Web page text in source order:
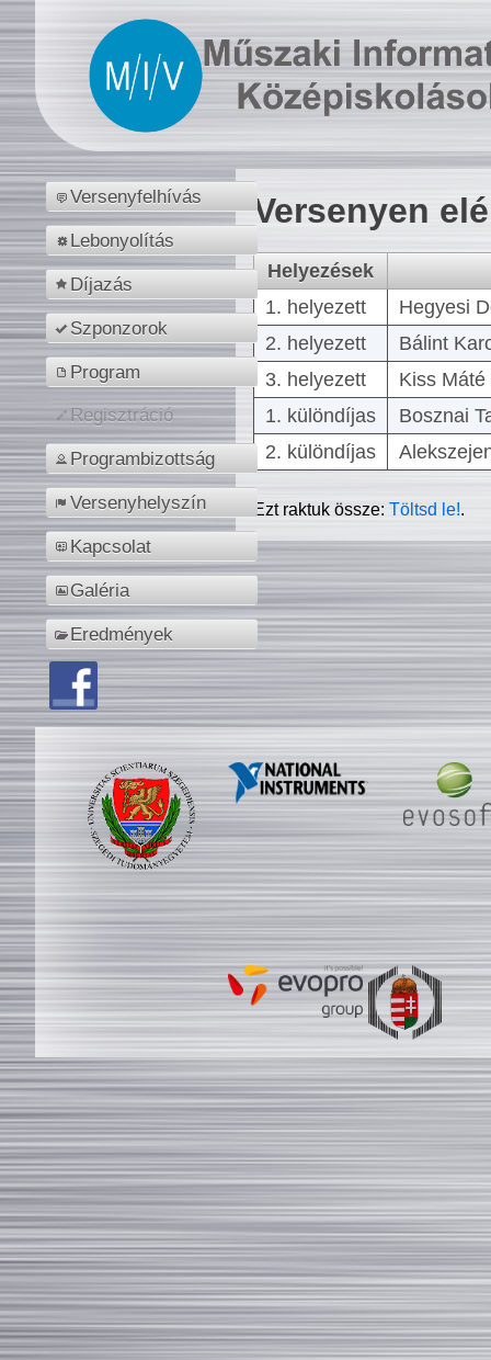
Versenyfelhívás
Lebonyolítás
Díjazás
Szponzorok
Program
Regisztráció
Programbizottság
Versenyhelyszín
Kapcsolat
Galéria
Eredmények
Versenyen
Helyezések
1. helyezett
Hegyesi
2. helyezett
Bálint
3. helyezett
Kiss
1. különdíjas
Bosznai
2. különdíjas
Ezt raktuk össze:Töltsd le!.